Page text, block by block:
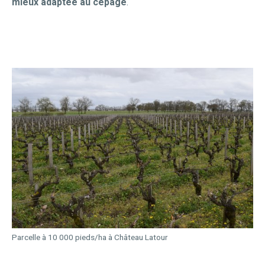
Parcelle à 10 000 pieds/ha à Château Latour